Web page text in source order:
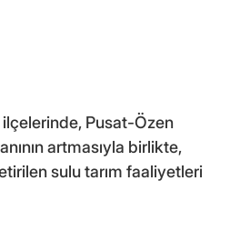
ilçelerinde, Pusat-Özen
artmasıyla birlikte,
sulu tarım faaliyetleri